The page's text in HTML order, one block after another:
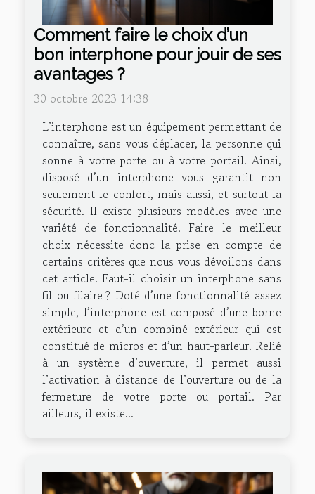
Comment faire le choix d’un
bon interphone pour jouir de ses
avantages ?
30 octobre 2023 14:38
L’interphone est un équipement permettant de
connaître, sans vous déplacer, la personne qui
sonne à votre porte ou à votre portail. Ainsi,
disposé d’un interphone vous garantit non
seulement le confort, mais aussi, et surtout la
sécurité. Il existe plusieurs modèles avec une
variété de fonctionnalité. Faire le meilleur
choix nécessite donc la prise en compte de
certains critères que nous vous dévoilons dans
cet article. Faut-il choisir un interphone sans
fil ou filaire ? Doté d’une fonctionnalité assez
simple, l’interphone est composé d’une borne
extérieure et d’un combiné extérieur qui est
constitué de micros et d’un haut-parleur. Relié
à un système d’ouverture, il permet aussi
l’activation à distance de l’ouverture ou de la
fermeture de votre porte ou portail. Par
ailleurs, il existe...